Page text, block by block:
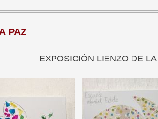
PAZ
EXPOSICIÓN LIENZO DE LA